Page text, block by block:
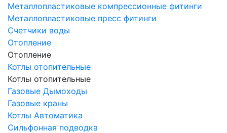
Металлопластиковые компрессионные фитинги
Металлопластиковые пресс фитинги
Счетчики воды
Отопление
Отопление
Котлы отопительные
Котлы отопительные
Газовые Дымоходы
Газовые краны
Котлы Автоматика
Сильфонная подводка